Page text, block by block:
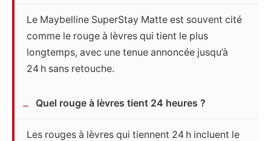
Le Maybelline SuperStay Matte est souvent cité
comme le rouge à lèvres qui tient le plus
longtemps, avec une tenue annoncée jusqu’à
24 h sans retouche.
Quel rouge à lèvres tient 24 heures ?
Les rouges à lèvres qui tiennent 24 h incluent le